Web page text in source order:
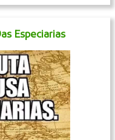
Especiarias